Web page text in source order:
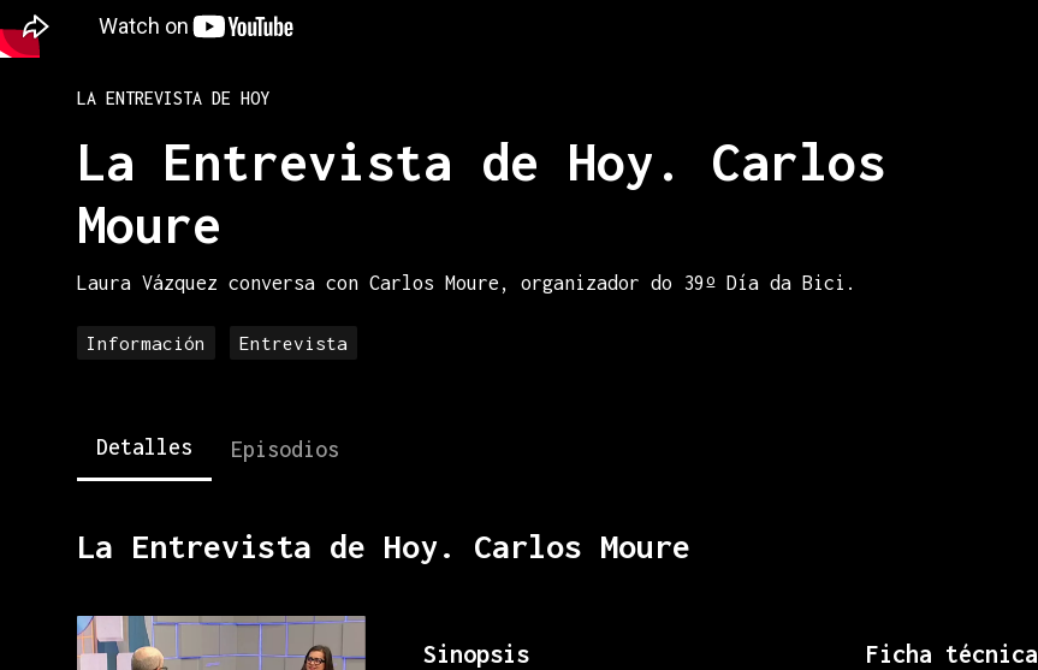
LA ENTREVISTA DE HOY
La Entrevista de Hoy. Carlos
Moure
Laura Vázquez conversa con Carlos Moure, organizador do 39º Día da Bici.
Información Entrevista
Detalles Episodios
La Entrevista de Hoy. Carlos Moure
Sinopsis Ficha técnica